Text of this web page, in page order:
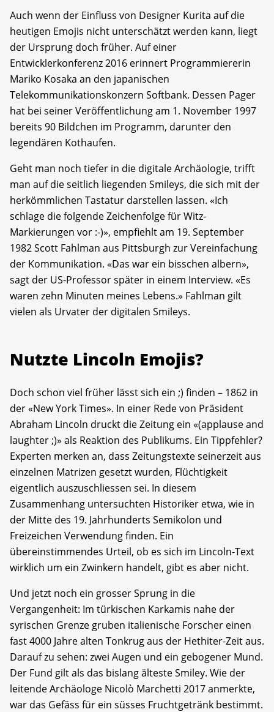
Auch wenn der Einfluss von Designer Kurita auf die
heutigen Emojis nicht unterschätzt werden kann, liegt
der Ursprung doch früher. Auf einer
Entwicklerkonferenz 2016 erinnert Programmiererin
Mariko Kosaka an den japanischen
Telekommunikationskonzern Softbank. Dessen Pager
hat bei seiner Veröffentlichung am 1. November 1997
bereits 90 Bildchen im Programm, darunter den
legendären Kothaufen.
Geht man noch tiefer in die digitale Archäologie, trifft
man auf die seitlich liegenden Smileys, die sich mit der
herkömmlichen Tastatur darstellen lassen. «Ich
schlage die folgende Zeichenfolge für Witz-
Markierungen vor :-)», empfiehlt am 19. September
1982 Scott Fahlman aus Pittsburgh zur Vereinfachung
der Kommunikation. «Das war ein bisschen albern»,
sagt der US-Professor später in einem Interview. «Es
waren zehn Minuten meines Lebens.» Fahlman gilt
vielen als Urvater der digitalen Smileys.
Nutzte Lincoln Emojis?
Doch schon viel früher lässt sich ein ;) finden – 1862 in
der «New York Times». In einer Rede von Präsident
Abraham Lincoln druckt die Zeitung ein «(applause and
laughter ;)» als Reaktion des Publikums. Ein Tippfehler?
Experten merken an, dass Zeitungstexte seinerzeit aus
einzelnen Matrizen gesetzt wurden, Flüchtigkeit
eigentlich auszuschliessen sei. In diesem
Zusammenhang untersuchten Historiker etwa, wie in
der Mitte des 19. Jahrhunderts Semikolon und
Freizeichen Verwendung finden. Ein
übereinstimmendes Urteil, ob es sich im Lincoln-Text
wirklich um ein Zwinkern handelt, gibt es aber nicht.
Und jetzt noch ein grosser Sprung in die
Vergangenheit: Im türkischen Karkamis nahe der
syrischen Grenze gruben italienische Forscher einen
fast 4000 Jahre alten Tonkrug aus der Hethiter-Zeit aus.
Darauf zu sehen: zwei Augen und ein gebogener Mund.
Der Fund gilt als das bislang älteste Smiley. Wie der
leitende Archäologe Nicolò Marchetti 2017 anmerkte,
war das Gefäss für ein süsses Fruchtgetränk bestimmt.